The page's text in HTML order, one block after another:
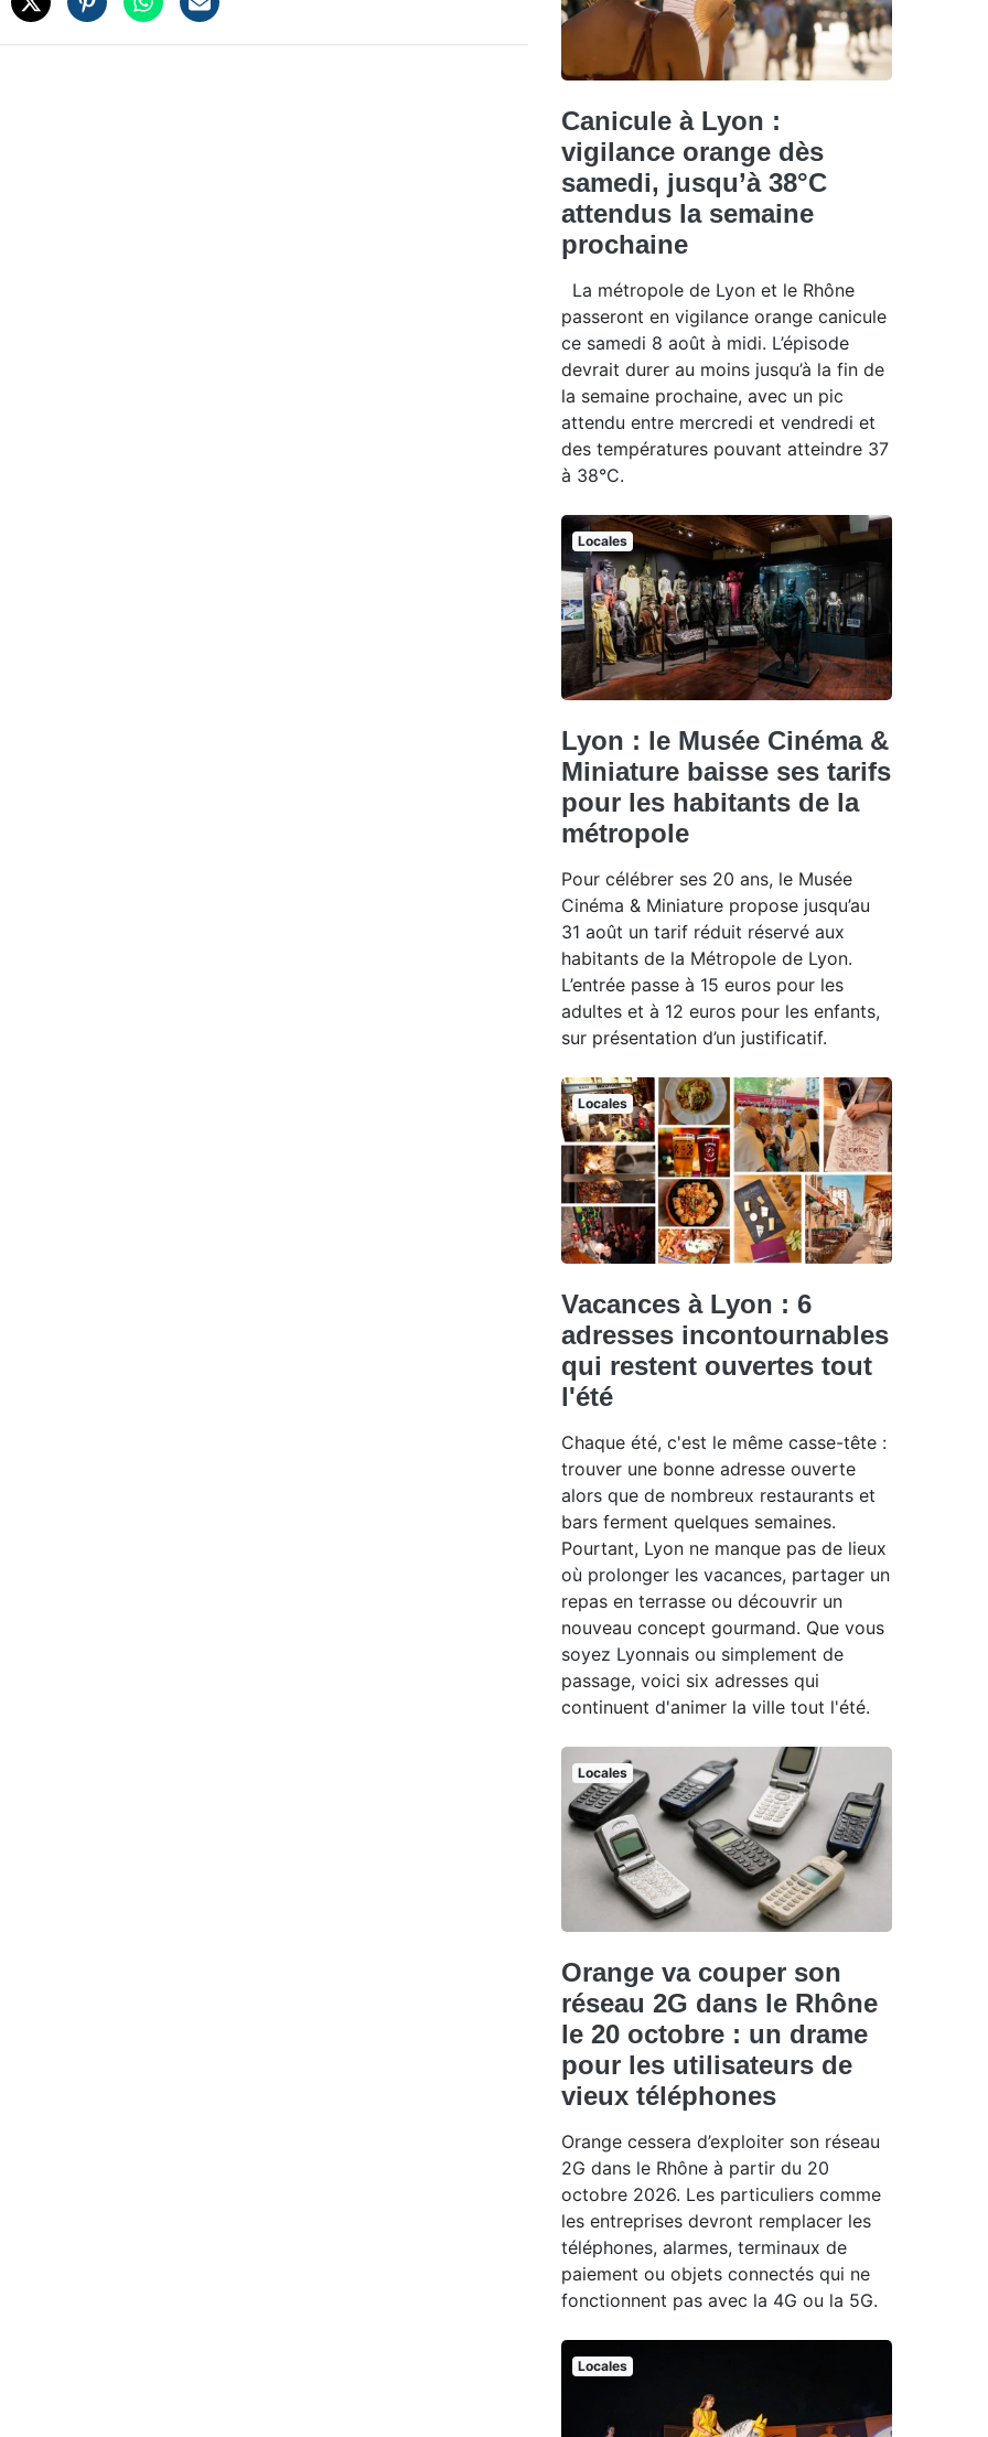
Canicule à Lyon :
vigilance orange dès
samedi, jusqu’à 38°C
attendus la semaine
prochaine
La métropole de Lyon et le Rhône
passeront en vigilance orange canicule
ce samedi 8 août à midi. L’épisode
devrait durer au moins jusqu’à la fin de
la semaine prochaine, avec un pic
attendu entre mercredi et vendredi et
des températures pouvant atteindre 37
à 38°C.
Locales
Lyon : le Musée Cinéma &
Miniature baisse ses tarifs
pour les habitants de la
métropole
Pour célébrer ses 20 ans, le Musée
Cinéma & Miniature propose jusqu’au
31 août un tarif réduit réservé aux
habitants de la Métropole de Lyon.
L’entrée passe à 15 euros pour les
adultes et à 12 euros pour les enfants,
sur présentation d’un justificatif.
Locales
Vacances à Lyon : 6
adresses incontournables
qui restent ouvertes tout
l'été
Chaque été, c'est le même casse-tête :
trouver une bonne adresse ouverte
alors que de nombreux restaurants et
bars ferment quelques semaines.
Pourtant, Lyon ne manque pas de lieux
où prolonger les vacances, partager un
repas en terrasse ou découvrir un
nouveau concept gourmand. Que vous
soyez Lyonnais ou simplement de
passage, voici six adresses qui
continuent d'animer la ville tout l'été.
Locales
Orange va couper son
réseau 2G dans le Rhône
le 20 octobre : un drame
pour les utilisateurs de
vieux téléphones
Orange cessera d’exploiter son réseau
2G dans le Rhône à partir du 20
octobre 2026. Les particuliers comme
les entreprises devront remplacer les
téléphones, alarmes, terminaux de
paiement ou objets connectés qui ne
fonctionnent pas avec la 4G ou la 5G.
Locales